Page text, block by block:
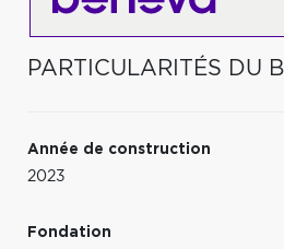
PARTICULARITÉS DU
Année de construction
2023
Fondation